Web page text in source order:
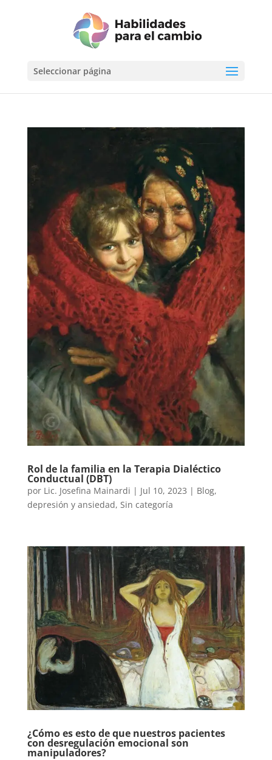
Seleccionar página
Rol de la familia en la Terapia Dialéctico
Conductual (DBT)
por Lic. Josefina Mainardi | Jul 10, 2023 | Blog,
depresión y ansiedad, Sin categoría
¿Cómo es esto de que nuestros pacientes
con desregulación emocional son
manipuladores?